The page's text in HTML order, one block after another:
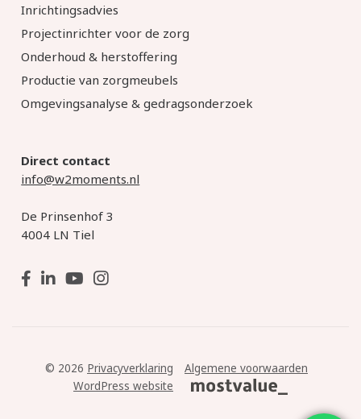
Inrichtingsadvies
Projectinrichter voor de zorg
Onderhoud & herstoffering
Productie van zorgmeubels
Omgevingsanalyse & gedragsonderzoek
Direct contact
info@w2moments.nl
De Prinsenhof 3
4004 LN Tiel
© 2026 Privacyverklaring
Algemene voorwaarden
WordPress website